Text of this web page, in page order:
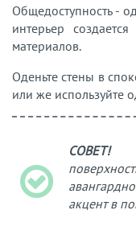
Общедоступность -
интерьер
материалов.
Оденьте стены в
или же используйте
СОВЕТ!
акцент в